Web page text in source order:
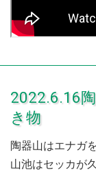
2022.6.16
き物
陶器山はエナガ
山池はセッカが